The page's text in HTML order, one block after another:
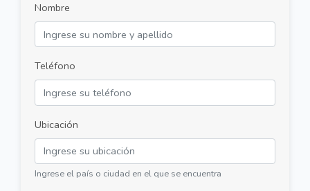
Nombre
Teléfono
Ubicación
Ingrese el país o ciudad en el que se encuentra